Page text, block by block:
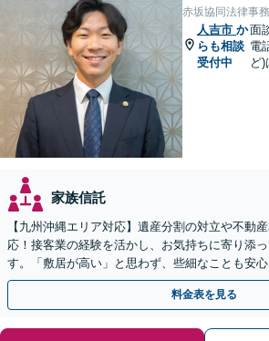
赤坂協同法律事
人吉市 か
らも相談
受付中
面
電
ど)
家族信託
【九州沖縄エリア対応】遺産分割の対立や不動
応！接客業の経験を活かし、お気持ちに寄り添
す。「敷居が高い」と思わず、些細なことも安
い【初回相談無料】【夜間・休日相談可】
料金表を見る